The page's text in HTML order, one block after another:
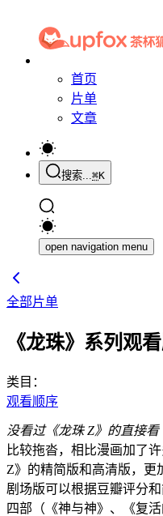
首页
片单
文章
搜索...⌘K
open navigation menu
全部片单
《龙珠》系列观
类目：
观看顺序
没看过《龙珠 Z》的直接
比较拖沓，相比漫画加了
Z》的精简版和高清版，更
剧场版可以根据豆瓣评分
四部（《神与神》、《复